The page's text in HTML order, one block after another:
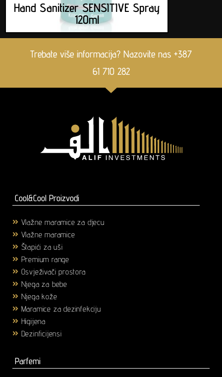
Hand Sanitizer SENSITIVE Spray
120ml
Trebate više informacija? Nazovite nas +387
61 710 282
Cool&Cool Proizvodi
Vlažne maramice za djecu
Vlažne maramice
Štapići za uši
Premium range
Osvježivači prostora
Njega za bebe
Njega kože
Maramice za dezinfekciju
Higijena
Dezinficijensi
Parfemi